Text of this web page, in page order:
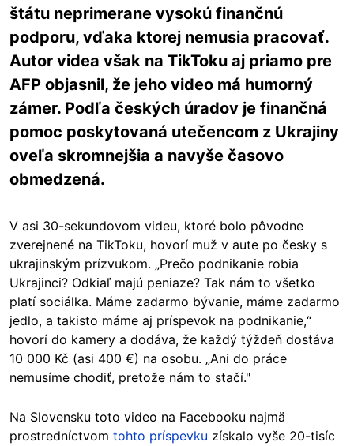
štátu neprimerane vysokú finančnú
podporu, vďaka ktorej nemusia pracovať.
Autor videa však na TikToku aj priamo pre
AFP objasnil, že jeho video má humorný
zámer. Podľa českých úradov je finančná
pomoc poskytovaná utečencom z Ukrajiny
oveľa skromnejšia a navyše časovo
obmedzená.
V asi 30-sekundovom videu, ktoré bolo pôvodne
zverejnené na TikToku, hovorí muž v aute po česky s
ukrajinským prízvukom. „Prečo podnikanie robia
Ukrajinci? Odkiaľ majú peniaze? Tak nám to všetko
platí sociálka. Máme zadarmo bývanie, máme zadarmo
jedlo, a takisto máme aj príspevok na podnikanie,“
hovorí do kamery a dodáva, že každý týždeň dostáva
10 000 Kč (asi 400 €) na osobu. „Ani do práce
nemusíme chodiť, pretože nám to stačí."
Na Slovensku toto video na Facebooku najmä
prostredníctvom tohto príspevku získalo vyše 20-tisíc